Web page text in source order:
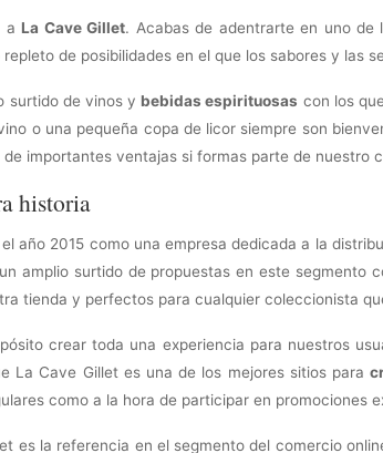
aLa Cave Gillet. Acabas de adentrarte en uno de
de posibilidades en el que los sabores y las
surtido de vinos ybebidas espirituosas con los
o una pequeña copa de licor siempre son
importantes ventajas si formas parte de nuestro
historia
año 2015 como una empresa dedicada a la
amplio surtido de propuestas en este segmento
tienda y perfectos para cualquier coleccionista
crear toda una experiencia para nuestros
La Cave Gillet es una de los mejores sitios para
como a la hora de participar en promociones
es la referencia en el segmento del comercio